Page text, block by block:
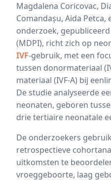
Magdalena Coricovac,
Comandașu, Aida Petca,
onderzoek,
(MDPI), richt zich op
IVF-gebruik, met een
tussen donormateriaal
materiaal (IVF-A) bij
De studie analyseerde
neonaten, geboren
drie tertiaire neonatale
De onderzoekers
retrospectieve
uitkomsten te
vroeggeboorte, laag